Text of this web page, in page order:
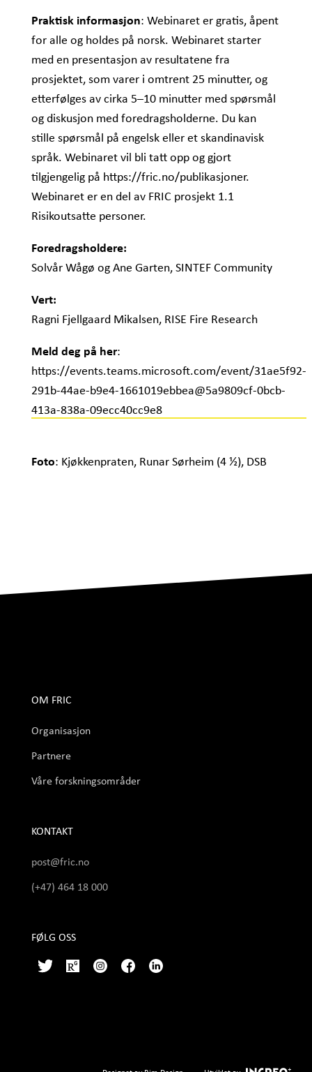
Praktisk informasjon: Webinaret er gratis, åpent
for alle og holdes på norsk. Webinaret starter
med en presentasjon av resultatene fra
prosjektet, som varer i omtrent 25 minutter, og
etterfølges av cirka 5–10 minutter med spørsmål
og diskusjon med foredragsholderne. Du kan
stille spørsmål på engelsk eller et skandinavisk
språk. Webinaret vil bli tatt opp og gjort
tilgjengelig på https://fric.no/publikasjoner.
Webinaret er en del av FRIC prosjekt 1.1
Risikoutsatte personer.
Foredragsholdere:
Solvår Wågø og Ane Garten, SINTEF Community
Vert:
Ragni Fjellgaard Mikalsen, RISE Fire Research
Meld deg på her:
https://events.teams.microsoft.com/event/31ae5f92-
291b-44ae-b9e4-1661019ebbea@5a9809cf-0bcb-
413a-838a-09ecc40cc9e8
Foto: Kjøkkenpraten, Runar Sørheim (4 ½), DSB
OM FRIC
Organisasjon
Partnere
Våre forskningsområder
KONTAKT
post@fric.no
(+47) 464 18 000
FØLG OSS